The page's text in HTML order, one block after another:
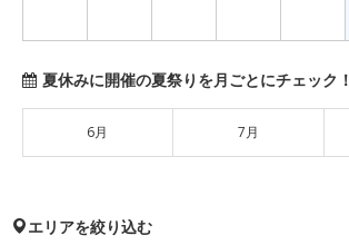
夏休みに開催の夏祭りを月ごとにチェック！
6月 7月
エリアを絞り込む